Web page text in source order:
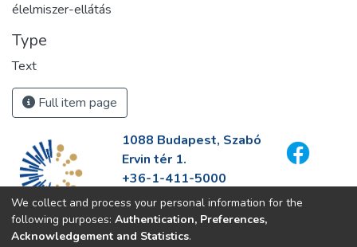
élelmiszer-ellátás
Type
Text
Full item page
1088 Budapest, Szabó
Ervin tér 1.
+36-1-411-5000
info@fszek.hu
https://fszek.hu
We collect and process your personal information for the
following purposes: Authentication, Preferences,
Acknowledgement and Statistics.